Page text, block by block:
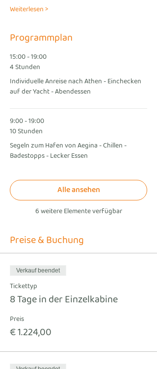
Weiterlesen >
Programmplan
15:00 - 19:00
4 Stunden
Individuelle Anreise nach Athen - Einchecken
auf der Yacht - Abendessen
9:00 - 19:00
10 Stunden
Segeln zum Hafen von Aegina - Chillen -
Badestopps - Lecker Essen
6 weitere Elemente verfügbar
Alle ansehen
Preise & Buchung
Verkauf beendet
Tickettyp
8 Tage in der Einzelkabine
Preis
€ 1.224,00